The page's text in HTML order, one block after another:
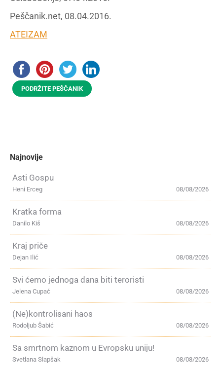
Peščanik.net, 08.04.2016.
ATEIZAM
PODRŽITE PEŠČANIK
Najnovije
Asti Gospu
08/08/2026
Heni Erceg
Kratka forma
08/08/2026
Danilo Kiš
Kraj priče
08/08/2026
Dejan Ilić
Svi ćemo jednoga dana biti teroristi
08/08/2026
Jelena Cupać
(Ne)kontrolisani haos
08/08/2026
Rodoljub Šabić
Sa smrtnom kaznom u Evropsku uniju!
08/08/2026
Svetlana Slapšak